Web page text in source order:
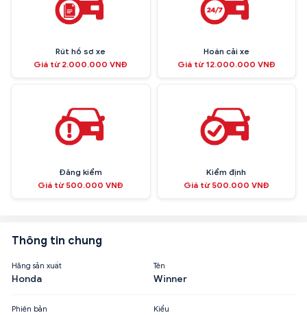
Rút hồ sơ xe
Giá từ 2.000.000 VNĐ
Hoán cải xe
Giá từ 12.000.000 VNĐ
Đăng kiểm
Giá từ 500.000 VNĐ
Kiểm định
Giá từ 500.000 VNĐ
Thông tin chung
Hãng sản xuất
Honda
Tên
Winner
Phiên bản Kiểu